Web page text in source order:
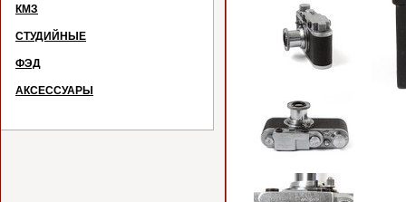
КМЗ
СТУДИЙНЫЕ
ФЭД
АКСЕССУАРЫ